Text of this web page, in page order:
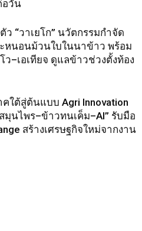
อวัน
ว “วาเยโก” นวัตกรรมกำจัด
หนอนม้วนใบในนาข้าว พร้อม
–เอเทียจ ดูแลข้าวช่วงตั้งท้อง
คใต้สู่ต้นแบบ Agri Innovation
มุนไพร–ข้าวทนเค็ม–AI” รับมือ
สร้างเศรษฐกิจใหม่จากงาน